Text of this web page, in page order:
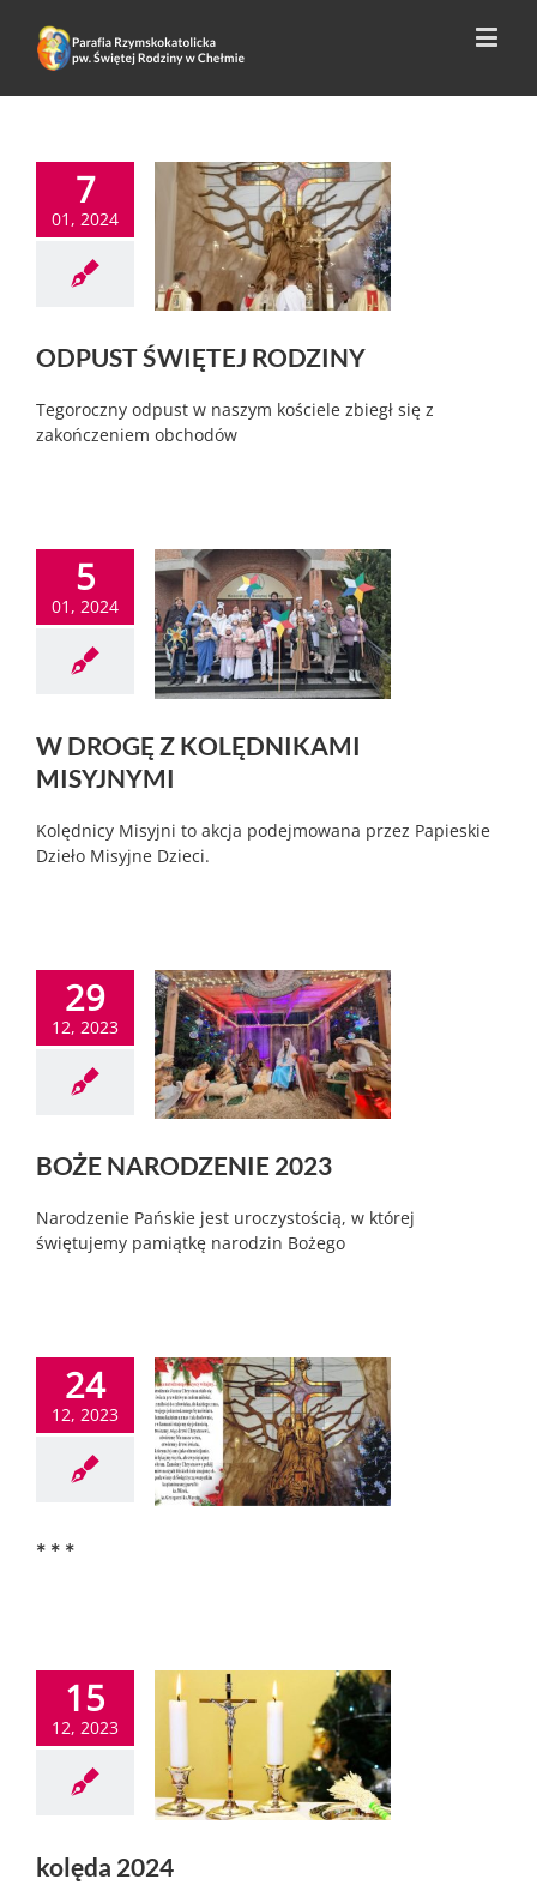
7
01, 2024
ODPUST ŚWIĘTEJ RODZINY
Tegoroczny odpust w naszym kościele zbiegł się z
zakończeniem obchodów
5
01, 2024
W DROGĘ Z KOLĘDNIKAMI
MISYJNYMI
Kolędnicy Misyjni to akcja podejmowana przez Papieskie
Dzieło Misyjne Dzieci.
29
12, 2023
BOŻE NARODZENIE 2023
Narodzenie Pańskie jest uroczystością, w której
świętujemy pamiątkę narodzin Bożego
24
12, 2023
* * *
15
12, 2023
kolęda 2024